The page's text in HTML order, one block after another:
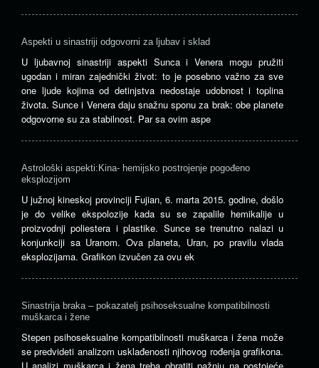
Aspekti u sinastriji odgovorni za ljubav i sklad
U ljubavnoj sinastriji aspekti Sunca i Venera mogu pružiti
ugodan i miran zajednički život: to je posebno važno za sve
one ljude kojima od detinjstva nedostaje udobnost i toplina
života. Sunce i Venera daju snažnu sponu za brak: obe planete
odgovorne su za stabilnost. Par sa ovim aspe
Astrološki aspekti:Kina- hemijsko postrojenje pogođeno
eksplozijom
U južnoj kineskoj provinciji Fujian, 6. marta 2015. godine, došlo
je do velike ekspolozije kada su se zapalile hemikalije u
proizvodnji poliestera i plastike. Sunce se trenutno nalazi u
konjunkciji sa Uranom. Ova planeta, Uran, po pravilu vlada
eksplozijama. Grafikon izvučen za ovu ek
Sinastrija braka – pokazatelj psihoseksualne kompatibilnosti
muškarca i žene
Stepen psihoseksualne kompatibilnosti muškarca i žena može
se predvideti analizom usklađenosti njihovog rođenja grafikona.